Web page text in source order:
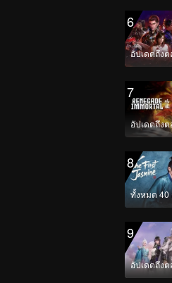
6
อัปเดตถึง
7
อัปเดตถึง
8
ทั้งหมด 40
9
อัปเดตถึง